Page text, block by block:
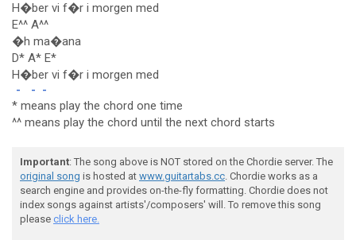
H�ber vi f�r i morgen med
E^^ A^^
�h ma�ana
D* A* E*
H�ber vi f�r i morgen med
- - -
* means play the chord one time
^^ means play the chord until the next chord starts
Important: The song above is NOT stored on the Chordie server. The
original song is hosted at www.guitartabs.cc. Chordie works as a
search engine and provides on-the-fly formatting. Chordie does not
index songs against artists'/composers' will. To remove this song
please click here.